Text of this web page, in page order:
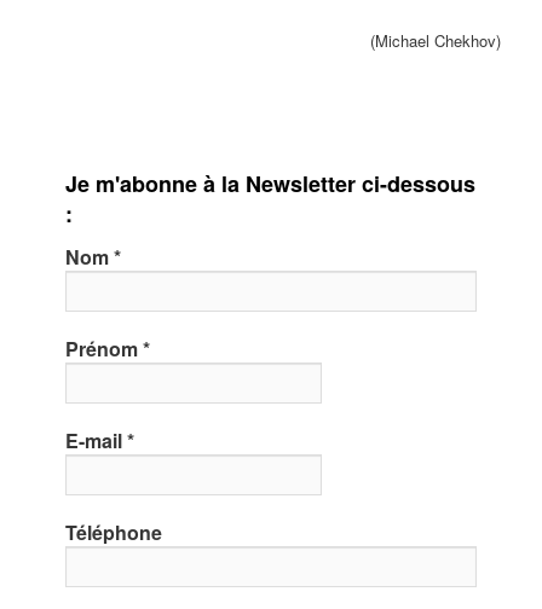
(Michael Chekhov)
Je m'abonne à la Newsletter ci-dessous
:
Nom*
Prénom*
E-mail*
Téléphone